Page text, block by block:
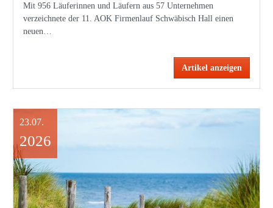
Mit 956 Läuferinnen und Läufern aus 57 Unternehmen
verzeichnete der 11. AOK Firmenlauf Schwäbisch Hall einen
neuen…
Artikel anzeigen
23.07.
2026